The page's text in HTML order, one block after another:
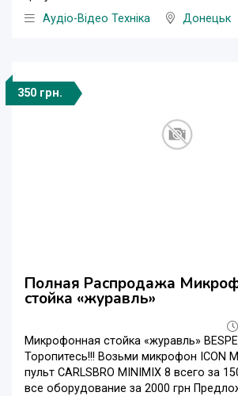
Аудіо-Відео Техніка
Донецьк
350 грн.
Полная Распродажа
стойка «журавль»
Микрофонная стойка «журавль»
Торопитесь!!! Возьми микрофон ICON
пульт CARLSBRO MINIMIX 8 всего за
все оборудование за 2000 грн